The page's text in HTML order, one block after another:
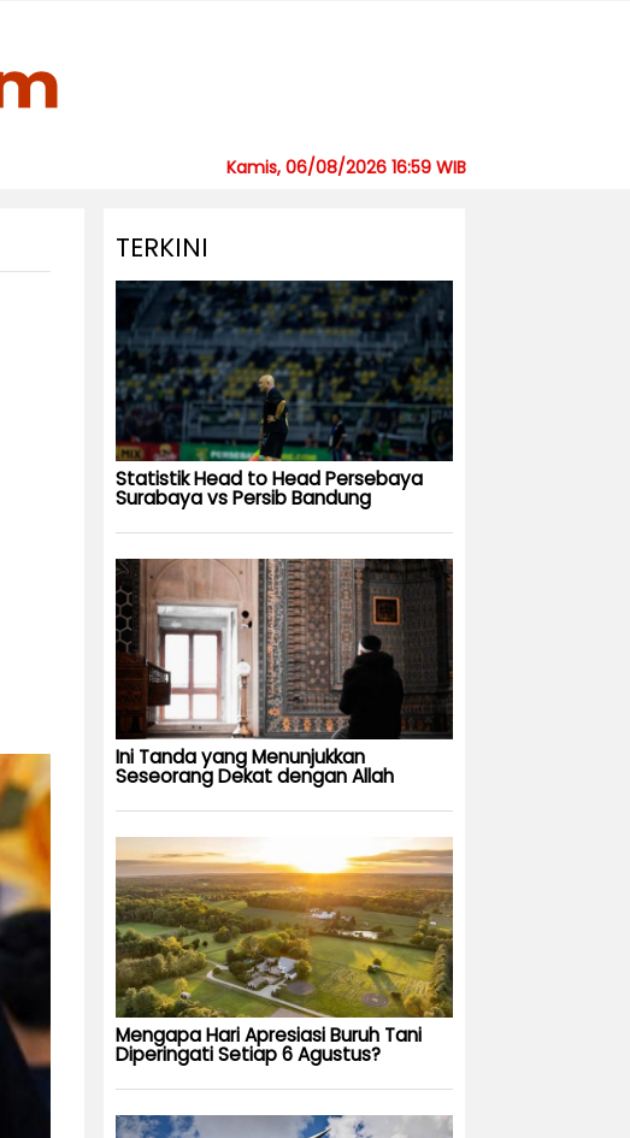
Kamis, 06/08/2026 16:59 WIB
TERKINI
Statistik Head to Head Persebaya
Surabaya vs Persib Bandung
Ini Tanda yang Menunjukkan
Seseorang Dekat dengan Allah
Mengapa Hari Apresiasi Buruh Tani
Diperingati Setiap 6 Agustus?